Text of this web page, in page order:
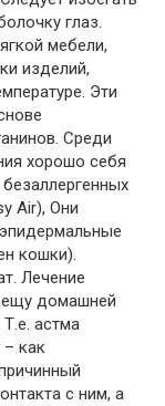
глаз.
мебели,
изделий,
Эти
Среди
хорошо себя
Air), Они
кошки).
Лечение
домашней
астма
– как
с ним, а